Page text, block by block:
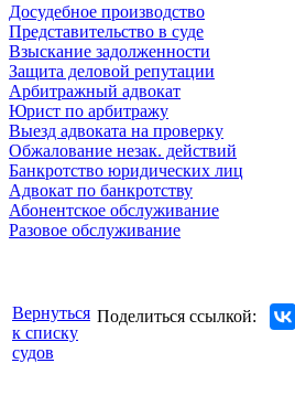
Досудебное производство
Представительство в суде
Взыскание задолженности
Защита деловой репутации
Арбитражный адвокат
Юрист по арбитражу
Выезд адвоката на проверку
Обжалование незак. действий
Банкротство юридических лиц
Адвокат по банкротству
Абонентское обслуживание
Разовое обслуживание
Поделиться ссылкой:
Вернуться
к списку
судов